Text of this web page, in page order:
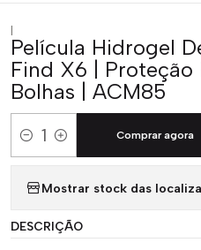
|
Película Hidrogel
Find X6 | Proteção
Bolhas | ACM85
Quantidade
Comprar agora
Mostrar stock das
DESCRIÇÃO